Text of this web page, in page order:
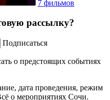
7 фильмов
рассылку?
Подписаться
о предстоящих событиях
дата проведения, режим
о мероприятиях Сочи.